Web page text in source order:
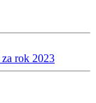
rok 2023